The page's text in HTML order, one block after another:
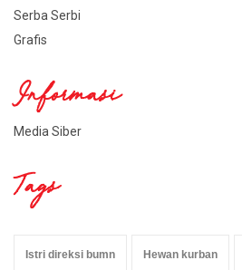
Serba Serbi
Grafis
Informasi
Media Siber
Tags
Istri direksi bumn Hewan kurban